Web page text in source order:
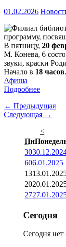
01.02.2026
В пятницу, 20
М. Конева, 6
звуки, краски
Начало в 18 часов.
Афиша
Подробнее
← Предыдущая
Следующая →
<
Пн
30
606.01.2025
13
20
27
Сегодня
Сегодня